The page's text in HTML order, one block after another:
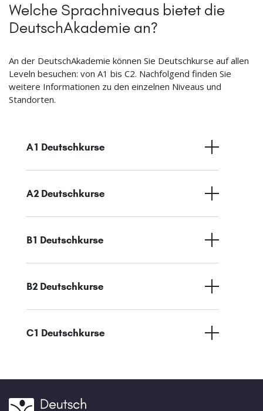
Welche Sprachniveaus bietet die
DeutschAkademie an?
An der DeutschAkademie können Sie Deutschkurse auf allen
Leveln besuchen: von A1 bis C2. Nachfolgend finden Sie
weitere Informationen zu den einzelnen Niveaus und
Standorten.
A1 Deutschkurse
A2 Deutschkurse
B1 Deutschkurse
B2 Deutschkurse
C1 Deutschkurse